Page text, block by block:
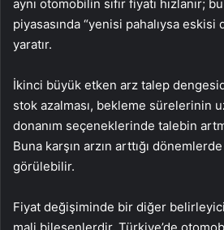
aynı otomobilin sıfır fiyatı hızlanır;
piyasasında “yenisi pahalıysa eskisi
yaratır.
İkinci büyük etken arz talep
stok azalması, bekleme sürelerinin
donanım seçeneklerinde talebin
Buna karşın arzın arttığı
görülebilir.
Fiyat değişiminde bir diğer